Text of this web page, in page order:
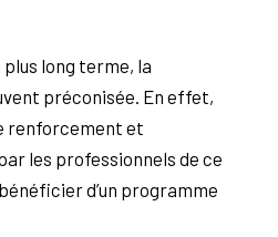
long terme, la
préconisée. En effet,
renforcement et
les professionnels de ce
d’un programme